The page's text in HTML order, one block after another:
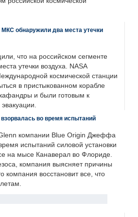
МКС обнаружили два места утечки
что на российском сегменте
утечки воздуха. NASA
космической станции
в пристыкованном корабле
и были готовым к
во время испытаний
компании Blue Origin Джеффа
испытаний силовой установки
на мысе Канаверал во Флориде.
компания выясняет причины
компания восстановит все, что